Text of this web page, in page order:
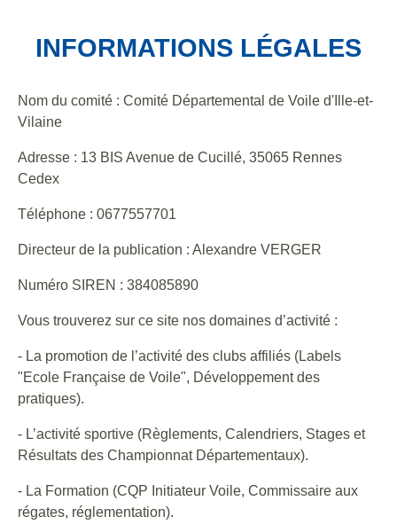
INFORMATIONS LÉGALES
Nom du comité : Comité Départemental de Voile d'Ille-et-
Vilaine
Adresse : 13 BIS Avenue de Cucillé, 35065 Rennes
Cedex
Téléphone : 0677557701
Directeur de la publication : Alexandre VERGER
Numéro SIREN : 384085890
Vous trouverez sur ce site nos domaines d’activité :
- La promotion de l’activité des clubs affiliés (Labels
"Ecole Française de Voile", Développement des
pratiques).
- L’activité sportive (Règlements, Calendriers, Stages et
Résultats des Championnat Départementaux).
- La Formation (CQP Initiateur Voile, Commissaire aux
régates, réglementation).